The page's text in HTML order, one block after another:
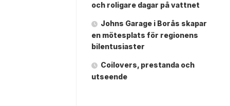
och roligare dagar på vattnet
Johns Garage i Borås skapar
en mötesplats för regionens
bilentusiaster
Coilovers, prestanda och
utseende